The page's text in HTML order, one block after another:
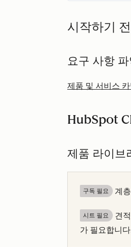
시작하기
요구 사항
제품 및 서비스
HubSpot
제품 라이브
구독 필요 계
시트 필요 견
가 필요합니